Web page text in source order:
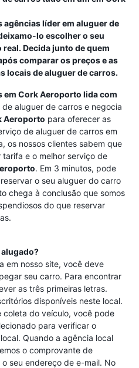
líder em aluguer de
lo escolher o seu
Decida junto de quem
comparar os preços e as
locais de aluguer de carros.
em Cork Aeroporto lida com
aluguer de carros e negocia
Aeroporto para oferecer as
de aluguer de carros em
os nossos clientes sabem que
e o melhor serviço de
. Em 3 minutos, pode
o seu aluguer do carro
chega à conclusão que somos
do que reservar
em nosso site, você deve
seu carro. Para encontrar
as três primeiras letras.
disponíveis neste local.
coleta do veículo, você pode
para verificar o
Quando a agência local
o comprovante de
seu endereço de e-mail. No